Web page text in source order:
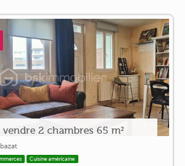
vendre 2 chambres 65 m²
Cuisine américaine